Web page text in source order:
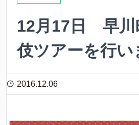
12月17日 早川
伎ツアーを行い
2016.12.06